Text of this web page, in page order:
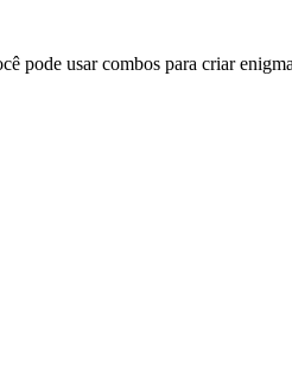
pode usar combos para criar